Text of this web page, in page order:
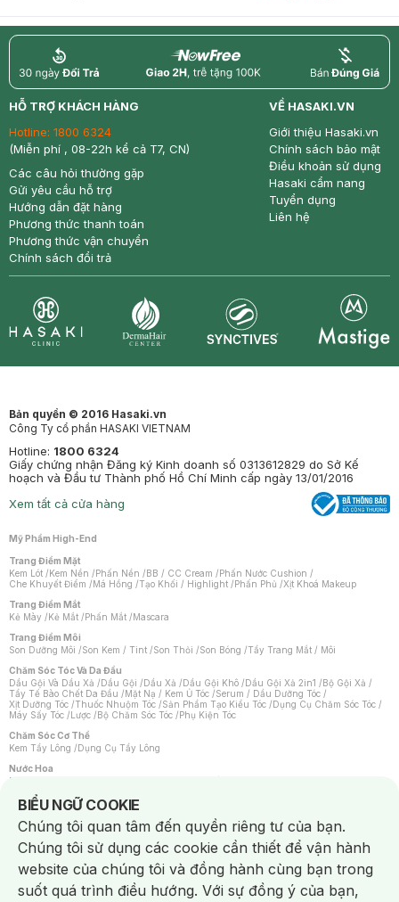
return nowfree price
HỖ TRỢ KHÁCH HÀNG
Hotline: 1800 6324
(Miễn phí , 08-22h kể cả T7, CN)
Các câu hỏi thường gặp
Gửi yêu cầu hỗ trợ
Hướng dẫn đặt hàng
Phương thức thanh toán
Phương thức vận chuyển
Chính sách đổi trả
VỀ HASAKI.VN
Giới thiệu Hasaki.vn
Chính sách bảo mật
Điều khoản sử dụng
Hasaki cẩm nang
Tuyển dụng
Liên hệ
Bản quyền © 2016 Hasaki.vn
Công Ty cổ phần HASAKI VIETNAM
Hotline: 1800 6324
Giấy chứng nhận Đăng ký Kinh doanh số 0313612829 do Sở Kế
hoạch và Đầu tư Thành phố Hồ Chí Minh cấp ngày 13/01/2016
Xem tất cả cửa hàng
Mỹ Phẩm High-End
Trang Điểm Mặt
Kem Lót /Kem Nền /Phấn Nền /BB / CC Cream /Phấn Nước Cushion /
Che Khuyết Điểm /Má Hồng /Tạo Khối / Highlight /Phấn Phủ /Xịt Khoá Makeup
Trang Điểm Mắt
Kẻ Mày /Kẻ Mắt /Phấn Mắt /Mascara
Trang Điểm Môi
Son Dưỡng Môi /Son Kem / Tint /Son Thỏi /Son Bóng /Tẩy Trang Mắt / Môi
Chăm Sóc Tóc Và Da Đầu
Dầu Gội Và Dầu Xả /Dầu Gội /Dầu Xả /Dầu Gội Khô /Dầu Gội Xả 2in1 /Bộ Gội Xả /
Tẩy Tế Bào Chết Da Đầu /Mặt Nạ / Kem Ủ Tóc /Serum / Dầu Dưỡng Tóc /
Xịt Dưỡng Tóc /Thuốc Nhuộm Tóc /Sản Phẩm Tạo Kiểu Tóc /Dụng Cụ Chăm Sóc Tóc /
Máy Sấy Tóc /Lược /Bộ Chăm Sóc Tóc /Phụ Kiện Tóc
Chăm Sóc Cơ Thể
Kem Tẩy Lông /Dụng Cụ Tẩy Lông
Nước Hoa
Nước Hoa Nữ
Chăm Sóc Cá Nhân
Chống Muỗi /Khẩu Trang /Máy Massage/Mặt Nạ Xông Hơi /Nước Rửa Tay/
Sản Phẩm Chăm Sóc Khác /Bàn Chải Đánh Răng /Bàn Chải Điện/
Hỗ Trợ Trắng Răng/Kem Đánh Răng /Máy Tăm Nước/ Nước Súc Miệng/
Tăm / Chỉ Nha Khoa/ Xịt Thơm Miệng / Dung Dịch Vệ Sinh/Dưỡng Vùng Kín/
Khăn Ướt Vệ Sinh Vùng Kín/Băng Vệ Sinh/Tampon/Bọt Cạo Râu /Dao Cạo Râu/
Máy Cạo Râu
Vấn Đề Về Da
BIỂU NGỮ COOKIE
Notice about cookies usage
Chúng tôi quan tâm đến quyền riêng tư của bạn.
Chúng tôi sử dụng các cookie cần thiết để vận hành
website của chúng tôi và đồng hành cùng bạn trong
suốt quá trình điều hướng. Với sự đồng ý của bạn,